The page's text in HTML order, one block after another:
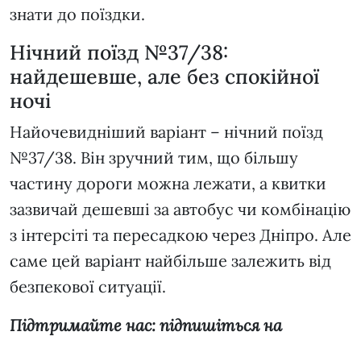
знати до поїздки.
Нічний поїзд №37/38:
найдешевше, але без спокійної
ночі
Найочевидніший варіант – нічний поїзд
№37/38. Він зручний тим, що більшу
частину дороги можна лежати, а квитки
зазвичай дешевші за автобус чи комбінацію
з інтерсіті та пересадкою через Дніпро. Але
саме цей варіант найбільше залежить від
безпекової ситуації.
Підтримайте нас: підпишіться на